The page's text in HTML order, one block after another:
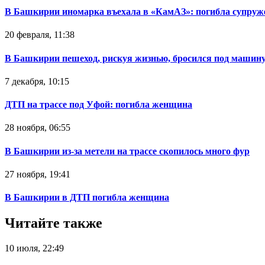
В Башкирии иномарка въехала в «КамАЗ»: погибла
20 февраля, 11:38
В Башкирии пешеход, рискуя жизнью, бросился под
7 декабря, 10:15
ДТП на трассе под Уфой: погибла женщина
28 ноября, 06:55
В Башкирии из-за метели на трассе скопилось много фур
27 ноября, 19:41
В Башкирии в ДТП погибла женщина
Читайте также
10 июля, 22:49